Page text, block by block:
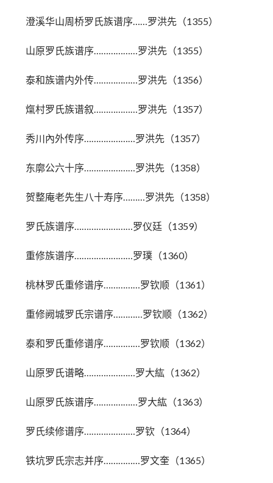
澄溪华山周桥罗氏族谱序……罗洪先（1355）
山原罗氏族谱序………………罗洪先（1355）
泰和族谱内外传………………罗洪先（1356）
熂村罗氏族谱叙………………罗洪先（1357）
秀川內外传序…………………罗洪先（1357）
东廓公六十序…………………罗洪先（1358）
贺整庵老先生八十寿序………罗洪先（1358）
罗氏族谱序……………………罗仪廷（1359）
重修族谱序……………………罗璞（1360）
桃林罗氏重修谱序……………罗钦顺（1361）
重修阙城罗氏宗谱序…………罗钦顺（1362）
泰和罗氏重修谱序……………罗钦顺（1362）
山原罗氏谱略…………………罗大紘（1362）
山原罗氏族谱序………………罗大紘（1363）
罗氏续修谱序…………………罗钦（1364）
铁坑罗氏宗志并序……………罗文奎（1365）